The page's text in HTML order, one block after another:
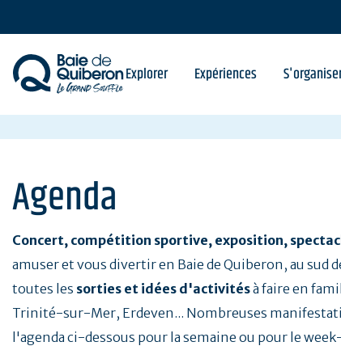
principal
Explorer Expériences
Agenda
Concert, compétition sportive, exposition,
amuser et vous divertir en Baie de Quiberon, au
toutes les sorties et idées d'activitésà faire en
Trinité-sur-Mer, Erdeven... Nombreuses
l'agenda ci-dessous pour la semaine ou pour le